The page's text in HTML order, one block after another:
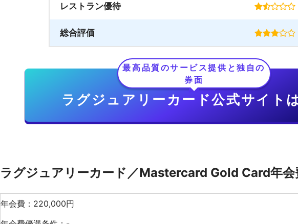
レストラン優待
総合評価
最高品質のサービス提供と独自の
券面
ラグジュアリーカード公式サイト
ラグジュアリーカード／Mastercard Gold Card年会
年会費：220,000円